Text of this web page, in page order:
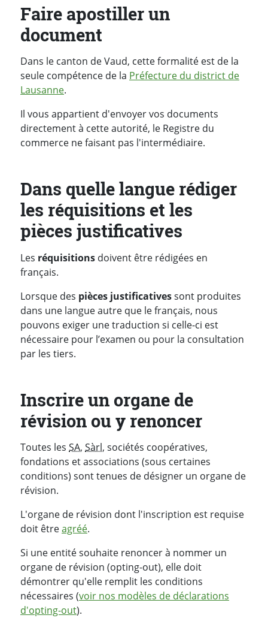
Faire apostiller un
document
Dans le canton de Vaud, cette formalité est de la
seule compétence de la Préfecture du district de
Lausanne.
Il vous appartient d'envoyer vos documents
directement à cette autorité, le Registre du
commerce ne faisant pas l'intermédiaire.
Dans quelle langue rédiger
les réquisitions et les
pièces justificatives
Les réquisitions doivent être rédigées en
français.
Lorsque des pièces justificativessont produites
dans une langue autre que le français, nous
pouvons exiger une traduction si celle-ci est
nécessaire pour l’examen ou pour la consultation
par les tiers.
Inscrire un organe de
révision ou y renoncer
Toutes les SA, Sàrl, sociétés coopératives,
fondations et associations (sous certaines
conditions) sont tenues de désigner un organe de
révision.
L'organe de révision dont l'inscription est requise
doit êtreagréé.
Si une entité souhaite renoncer à nommer un
organe de révision (opting-out), elle doit
démontrer qu'elle remplit les conditions
nécessaires (voir nos modèles de déclarations
d'opting-out).